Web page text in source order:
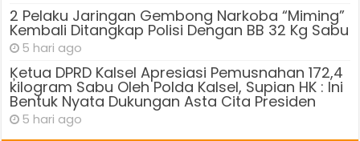
2 Pelaku Jaringan Gembong Narkoba “Miming”
Kembali Ditangkap Polisi Dengan BB 32 Kg Sabu
5 hari ago
Ķetua DPRD Kalsel Apresiasi Pemusnahan 172,4
kilogram Sabu Oleh Polda Kalsel, Supian HK : Ini
Bentuk Nyata Dukungan Asta Cita Presiden
5 hari ago